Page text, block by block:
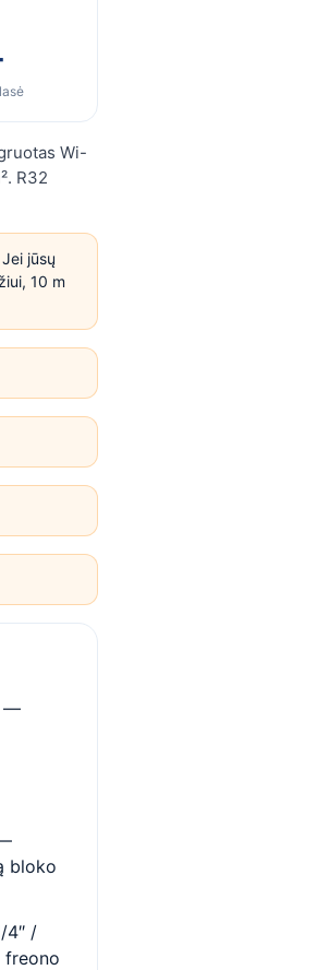
Wi-
R32
jūsų
10 m
—
bloko
4″ /
freono